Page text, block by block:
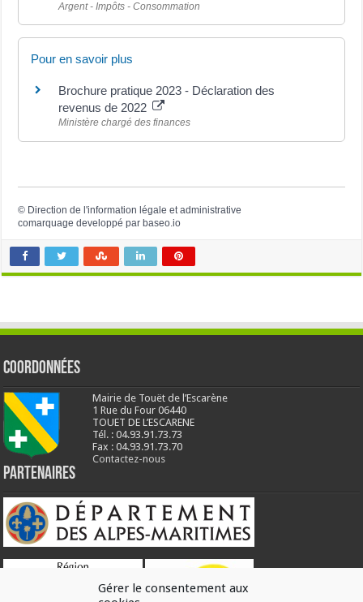
Gérer le consentement aux
Argent - Impôts - Consommation
Pour en savoir plus
Brochure pratique 2023 - Déclaration des
revenus de 2022
Ministère chargé des finances
© Direction de l'information légale et administrative
comarquage developpé parbaseo.io
Coordonnées
Mairie de Touët de l’Escarène
1 Rue du Four 06440
TOUET DE L’ESCARENE
Tél. : 04.93.91.73.73
Fax : 04.93.91.73.70
Contactez-nous
Partenaires